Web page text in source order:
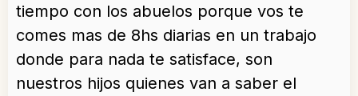
tiempo con los abuelos porque vos te
comes mas de 8hs diarias en un trabajo
donde para nada te satisface, son
nuestros hijos quienes van a saber el